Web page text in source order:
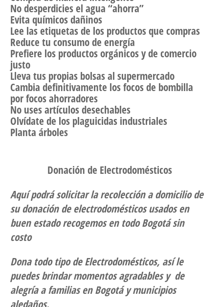
No desperdicies el agua “ahorra”
Evita químicos dañinos
Lee las etiquetas de los productos que compras
Reduce tu consumo de energía
Prefiere los productos orgánicos y de comercio
justo
Lleva tus propias bolsas al supermercado
Cambia definitivamente los focos de bombilla
por focos ahorradores
No uses artículos desechables
Olvídate de los plaguicidas industriales
Planta árboles
Donación de Electrodomésticos
Aquí podrá solicitar la recolección a domicilio de
su donación de electrodomésticos usados en
buen estado recogemos en todo Bogotá sin
costo
Dona todo tipo de Electrodomésticos, así le
puedes brindar momentos agradables y de
alegría a familias en Bogotá y municipios
aledaños.